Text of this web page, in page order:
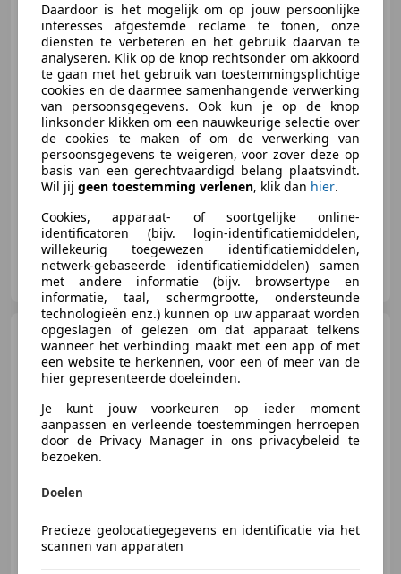
Volvo XC90 2.5 T Momentum
7p. | Export | Youngtimer | Clima
€ 2.650
11/2005 299.467 km Benzine 154 kW (209 PK)
Greven Automotive B.V.
NL-9502 EC STADSKANAAL
Renault Kangoo1.2 |
Marge | Schuifdeur | Radio
€ 1.500
01/2002
Daardoor is het mogelijk om op jouw persoonlijke
interesses afgestemde reclame te tonen, onze
diensten te verbeteren en het gebruik daarvan te
analyseren. Klik op de knop rechtsonder om akkoord
te gaan met het gebruik van toestemmingsplichtige
cookies en de daarmee samenhangende verwerking
van persoonsgegevens. Ook kun je op de knop
linksonder klikken om een nauwkeurige selectie over
de cookies te maken of om de verwerking van
persoonsgegevens te weigeren, voor zover deze op
basis van een gerechtvaardigd belang plaatsvindt.
Wil jij geen toestemming verlenen, klik dan hier.
Cookies, apparaat- of soortgelijke online-
identificatoren (bijv. login-identificatiemiddelen,
willekeurig toegewezen identificatiemiddelen,
netwerk-gebaseerde identificatiemiddelen) samen
met andere informatie (bijv. browsertype en
informatie, taal, schermgrootte, ondersteunde
technologieën enz.) kunnen op uw apparaat worden
opgeslagen of gelezen om dat apparaat telkens
wanneer het verbinding maakt met een app of met
een website te herkennen, voor een of meer van de
hier gepresenteerde doeleinden.
Je kunt jouw voorkeuren op ieder moment
aanpassen en verleende toestemmingen herroepen
door de Privacy Manager in ons privacybeleid te
bezoeken.
Doelen
Precieze geolocatiegegevens en identificatie via het
scannen van apparaten